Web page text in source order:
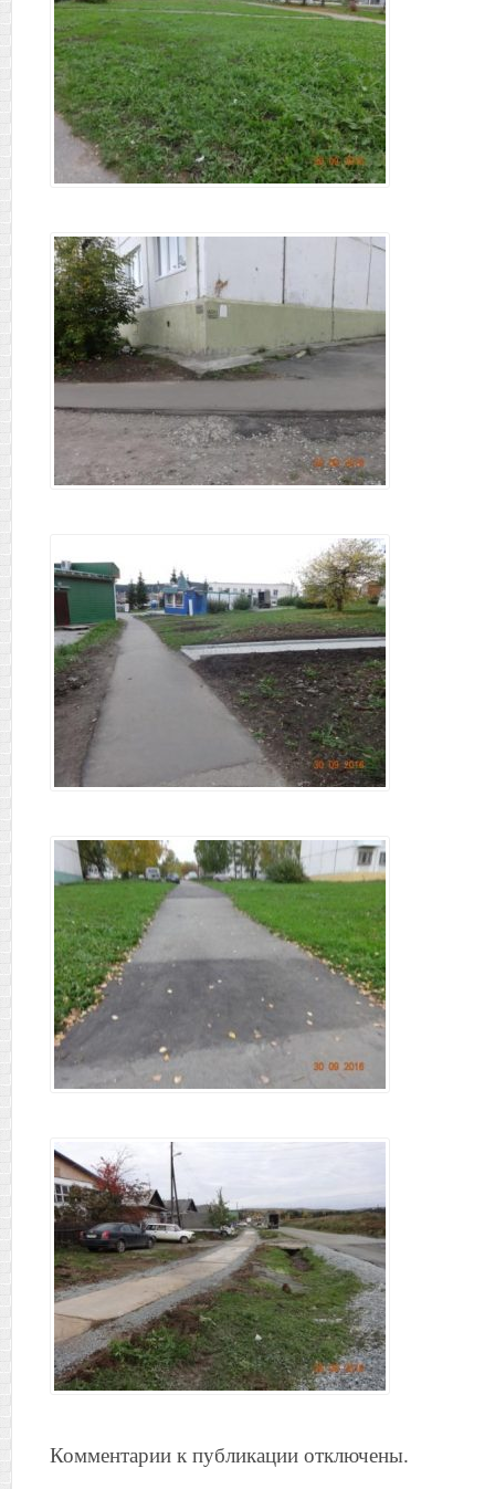
Комментарии к публикации отключены.